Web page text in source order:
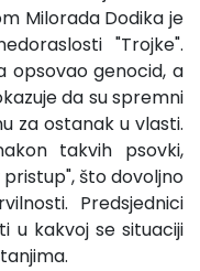
Milorada Dodika je
"Trojke".
opsovao genocid, a
da su spremni
za ostanak u vlasti.
takvih psovki,
što dovoljno
Predsjednici
u kakvoj se situaciji